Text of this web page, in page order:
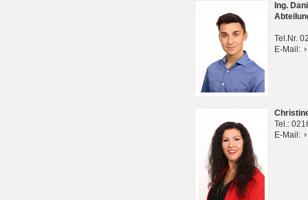
Ing.
Tel.Nr.
E-Mail:
Tel.:
E-Mail: